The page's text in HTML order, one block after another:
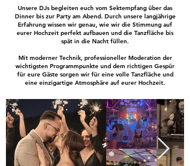
Unsere DJs begleiten euch vom Sektempfang über das
Dinner bis zur Party am Abend. Durch unsere langjährige
Erfahrung wissen wir genau, wie wir die Stimmung auf
eurer Hochzeit perfekt aufbauen und die Tanzfläche bis
spät in die Nacht füllen.
Mit moderner Technik, professioneller Moderation der
wichtigsten Programmpunkte und dem richtigen Gespür
für eure Gäste sorgen wir für eine volle Tanzfläche und
eine einzigartige Atmosphäre auf eurer Hochzeit.